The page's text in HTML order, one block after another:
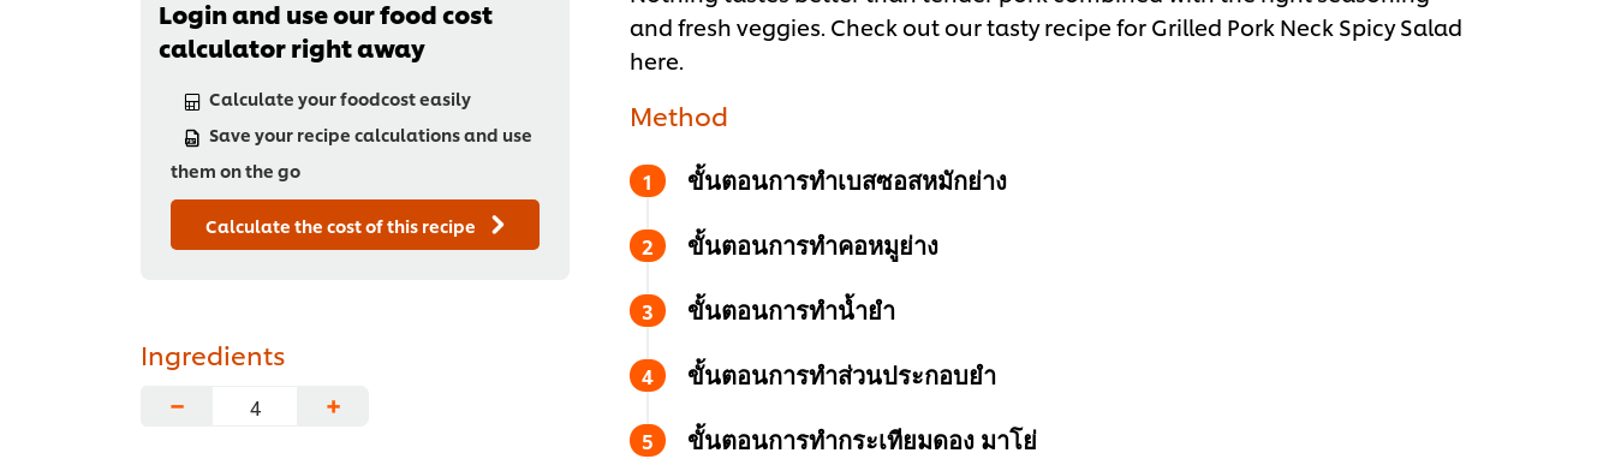
Login and use our food cost
calculator right away
Calculate your foodcost easily
Save your recipe calculations and use
them on the go
Calculate the cost of this recipe
Ingredients
−
+
and fresh veggies. Check out our tasty recipe for Grilled Pork Neck Spicy Salad
here.
Method
ขั้นตอนการทำเบสซอสหมักย่าง
ขั้นตอนการทำคอหมูย่าง
ขั้นตอนการทำน้ำยำ
ขั้นตอนการทำส่วนประกอบยำ
ขั้นตอนการทำกระเทียมดอง มาโย่